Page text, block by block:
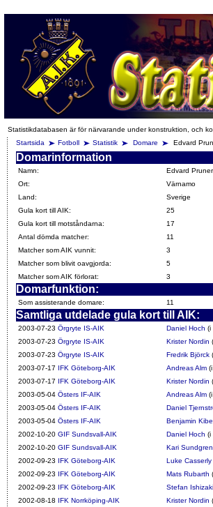
Statistikdatabasen är för närvarande under konstruktion, och
Startsida
Fotboll Statistik Domare Edvard
Domarinformation
Namn:
Edvard Pruner
Ort:
Värnamo
Land:
Sverige
Gula kort till AIK:
25
Gula kort till motståndarna:
17
Antal dömda matcher:
11
Matcher som AIK vunnit:
3
Matcher som blivit oavgjorda:
5
Matcher som AIK förlorat:
3
Domarfunktion:
Som assisterande domare: 11
Samtliga utdelade gula kort till AIK:
2003-07-23 Örgryte IS-AIK Daniel Hoch (i
2003-07-23 Örgryte IS-AIK Krister Nordin
2003-07-23 Örgryte IS-AIK Fredrik Björck
2003-07-17 IFK Göteborg-AIK Andreas Alm
2003-07-17 IFK Göteborg-AIK Krister Nordin
2003-05-04 Östers IF-AIK Andreas Alm
2003-05-04 Östers IF-AIK Daniel
2003-05-04 Östers IF-AIK Benjamin
2002-10-20 GIF Sundsvall-AIK Daniel Hoch (i
2002-10-20 GIF Sundsvall-AIK Kari Sundgren
2002-09-23 IFK Göteborg-AIK Luke Casserly
2002-09-23 IFK Göteborg-AIK Mats Rubarth
2002-09-23 IFK Göteborg-AIK Stefan Ishizaki
2002-08-18 IFK Norrköping-AIK Krister Nordin